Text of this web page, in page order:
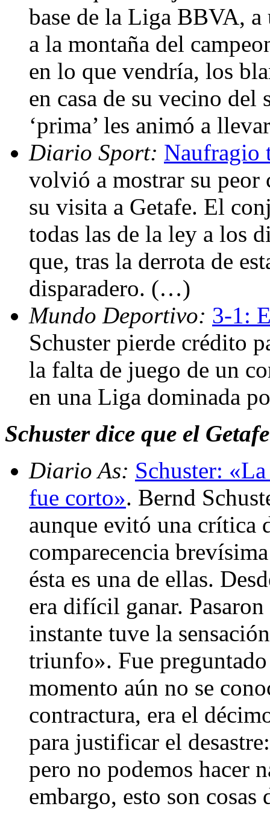
base de la Liga BBVA, a
a la montaña del
en lo que vendría, los
en casa de su vecino
‘prima’ les animó a
Diario Sport: Naufragio
volvió a mostrar su peor
su visita a Getafe. El
todas las de la ley a los
que, tras la derrota de
disparadero. (…)
Mundo Deportivo: 3-1:
Schuster pierde crédito
la falta de juego de un
en una Liga dominada
Schuster dice que el
Diario As: Schuster:
fue corto». Bernd
aunque evitó una crítica
comparecencia
ésta es una de ellas.
era difícil ganar.
instante tuve la
triunfo». Fue
momento aún no se
contractura, era el
para justificar el
pero no podemos hacer
embargo, esto son